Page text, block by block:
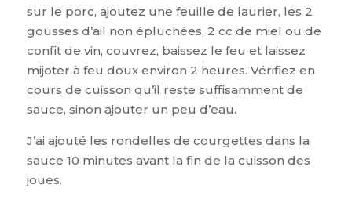
sur le porc, ajoutez une feuille de laurier, les 2
gousses d’ail non épluchées, 2 cc de miel ou de
confit de vin, couvrez, baissez le feu et laissez
mijoter à feu doux environ 2 heures. Vérifiez en
cours de cuisson qu’il reste suffisamment de
sauce, sinon ajouter un peu d’eau.
J’ai ajouté les rondelles de courgettes dans la
sauce 10 minutes avant la fin de la cuisson des
joues.